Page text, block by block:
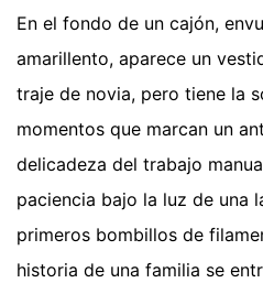
En el fondo de un cajón,
amarillento, aparece un
traje de novia, pero tiene la
momentos que marcan un
delicadeza del trabajo
paciencia bajo la luz de una
primeros bombillos de
historia de una familia se